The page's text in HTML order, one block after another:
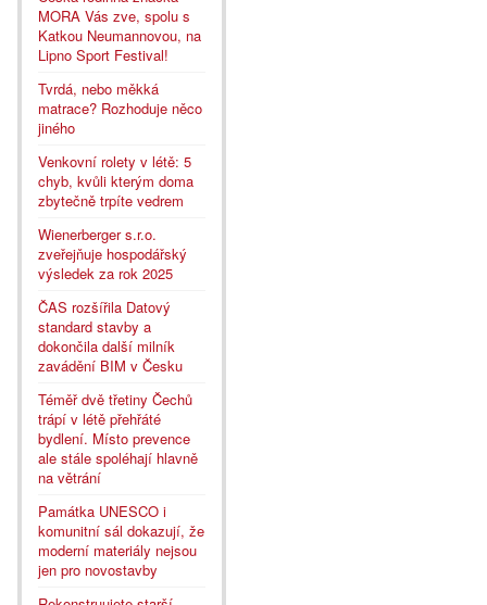
MORA Vás zve, spolu s
Katkou Neumannovou, na
Lipno Sport Festival!
Tvrdá, nebo měkká
matrace? Rozhoduje něco
jiného
Venkovní rolety v létě: 5
chyb, kvůli kterým doma
zbytečně trpíte vedrem
Wienerberger s.r.o.
zveřejňuje hospodářský
výsledek za rok 2025
ČAS rozšířila Datový
standard stavby a
dokončila další milník
zavádění BIM v Česku
Téměř dvě třetiny Čechů
trápí v létě přehřáté
bydlení. Místo prevence
ale stále spoléhají hlavně
na větrání
Památka UNESCO i
komunitní sál dokazují, že
moderní materiály nejsou
jen pro novostavby